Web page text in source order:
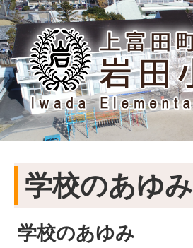
学校のあゆみ
学校のあゆみ